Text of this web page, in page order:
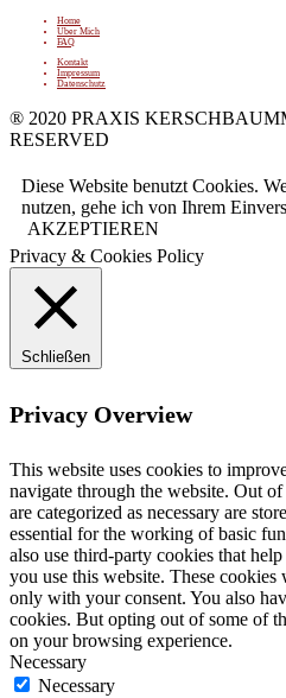
Home
Über Mich
FAQ
Kontakt
Impressum
Datenschutz
® 2020 PRAXIS
RESERVED
Diese Website benutzt Cookies.
nutzen, gehe ich von Ihrem
AKZEPTIEREN
Privacy & Cookies Policy
Schließen
Privacy Overview
This website uses cookies to
navigate through the website. Out
are categorized as necessary are
essential for the working of basic
also use third-party cookies that
you use this website. These
only with your consent. You also
cookies. But opting out of some of
on your browsing experience.
Necessary
Necessary